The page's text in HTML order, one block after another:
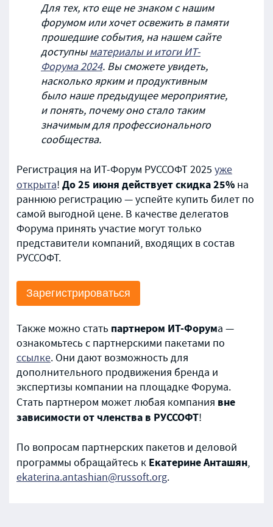
Для тех, кто еще не знаком с нашим
форумом или хочет освежить в памяти
прошедшие события, на нашем сайте
доступныматериалы и итоги ИТ-
Форума 2024. Вы сможете увидеть,
насколько ярким и продуктивным
было наше предыдущее мероприятие,
и понять, почему оно стало таким
значимым для профессионального
сообщества.
Регистрация на ИТ-Форум РУССОФТ 2025 уже
открыта! До 25 июня действует скидка 25% на
раннюю регистрацию — успейте купить билет по
самой выгодной цене. В качестве делегатов
Форума принять участие могут только
представители компаний, входящих в состав
РУССОФТ.
Зарегистрироваться
Также можно стать партнером ИТ-Форума —
ознакомьтесь с партнерскими пакетами по
ссылке. Они дают возможность для
дополнительного продвижения бренда и
экспертизы компании на площадке Форума.
Стать партнером может любая компания вне
зависимости от членства в РУССОФТ!
По вопросам партнерских пакетов и деловой
программы обращайтесь к Екатерине Анташян,
ekaterina.antashian@russoft.org.